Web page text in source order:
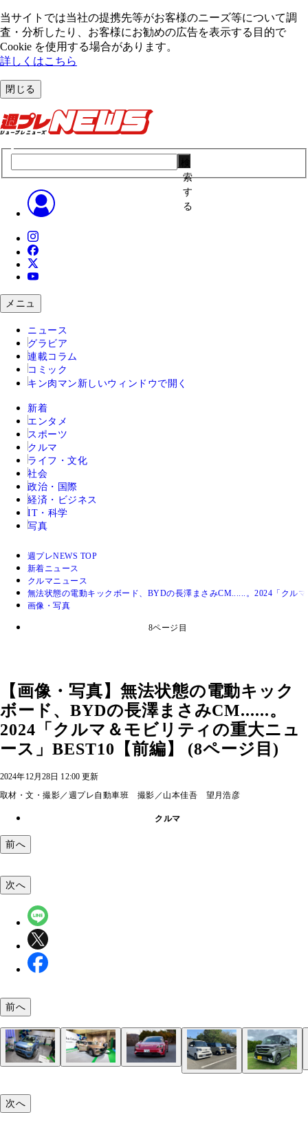
当サイトでは当社の提携先等がお客様のニーズ等について調
査・分析したり、お客様にお勧めの広告を表⽰する⽬的で
Cookie を使⽤する場合があります。
詳しくはこちら
閉じる
索
す
る
メニュ
ニュース
グラビア
連載コラム
コミック
キン肉マン 新しいウィンドウで開く
新着
エンタメ
スポーツ
クルマ
ライフ・文化
社会
政治・国際
経済・ビジネス
IT・科学
写真
週プレNEWS TOP
新着ニュース
クルマニュース
無法状態の電動キックボード、BYDの長澤まさみCM......。2024「クル
画像・写真
8ページ目
【画像・写真】無法状態の電動キック
ボード、BYDの長澤まさみCM......。
2024「クルマ＆モビリティの重大ニュ
ース」BEST10【前編】 (8ページ目)
2024年12月28日 12:00 更新
取材・文・撮影／週プレ自動車班 撮影／山本佳吾 望月浩彦
クルマ
前へ
次へ
前へ
次へ